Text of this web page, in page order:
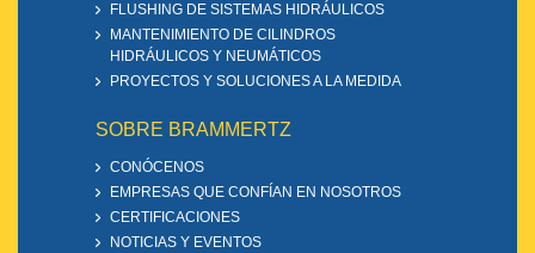
FLUSHING DE SISTEMAS HIDRÁULICOS
MANTENIMIENTO DE CILINDROS
HIDRÁULICOS Y NEUMÁTICOS
PROYECTOS Y SOLUCIONES A LA MEDIDA
SOBRE BRAMMERTZ
CONÓCENOS
EMPRESAS QUE CONFÍAN EN NOSOTROS
CERTIFICACIONES
NOTICIAS Y EVENTOS